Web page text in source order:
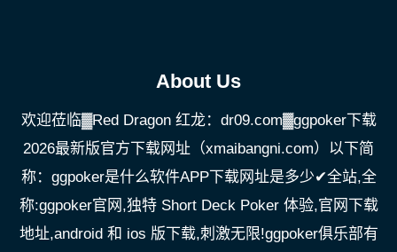
About Us
欢迎莅临▓Red Dragon 红龙：dr09.com▓ggpoker下载
2026最新版官方下载网址（xmaibangni.com）以下简
称：ggpoker是什么软件APP下载网址是多少✔全站,全
称:ggpoker官网,独特 Short Deck Poker 体验,官网下载
地址,android 和 ios 版下载,刺激无限!ggpoker俱乐部有